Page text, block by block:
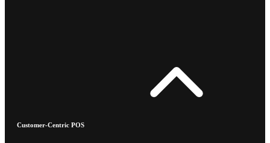
Customer-Centric POS